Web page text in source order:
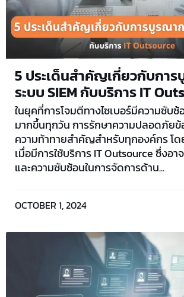
5 ประเด็นสำคัญเกี่ยวกับกา
ระบบ SIEM กับบริการ IT
ในยุคที่การโจมตีทางไซเบอร์มีความซับซ้
มากขึ้นทุกวัน การรักษาความปลอดภัย
ความท้าทายสำคัญสำหรับทุกองค์กร โด
เมื่อมีการใช้บริการ IT Outsource ซึ่งอ
และความซับซ้อนในการจัดการด้าน...
OCTOBER 1, 2024